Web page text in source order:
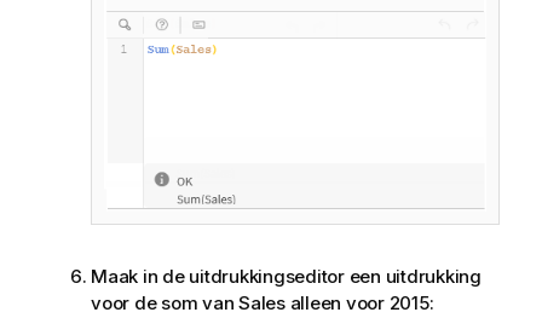
Maak in de uitdrukkingseditor een uitdrukking
voor de som van Salesalleen voor 2015: